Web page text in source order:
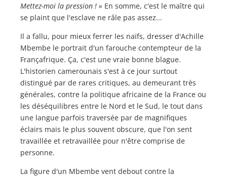
Mettez-moi la pression ! » En somme, c'est le maître qui
se plaint que l'esclave ne râle pas assez...
Il a fallu, pour mieux ferrer les naïfs, dresser d'Achille
Mbembe le portrait d'un farouche contempteur de la
Françafrique. Ça, c'est une vraie bonne blague.
L'historien camerounais s'est à ce jour surtout
distingué par de rares critiques, au demeurant très
générales, contre la politique africaine de la France ou
les déséquilibres entre le Nord et le Sud, le tout dans
une langue parfois traversée par de magnifiques
éclairs mais le plus souvent obscure, que l'on sent
travaillée et retravaillée pour n'être comprise de
personne.
La figure d'un Mbembe vent debout contre la